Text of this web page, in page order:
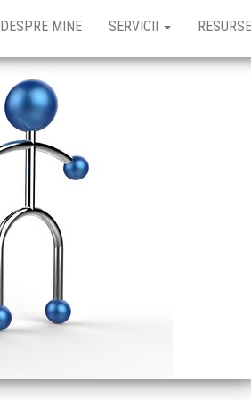
DESPRE MINE SERVICII RESURSE